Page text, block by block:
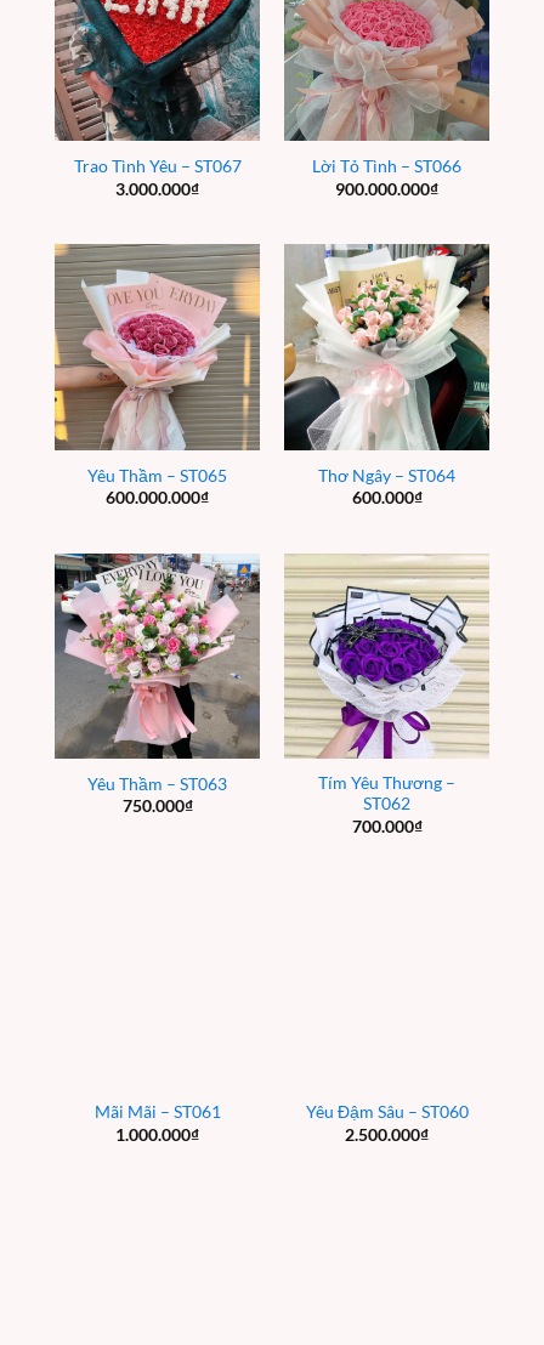
Trao Tình Yêu – ST067
3.000.000₫
Lời Tỏ Tình – ST066
900.000.000₫
Yêu Thầm – ST065
600.000.000₫
Thơ Ngây – ST064
600.000₫
Yêu Thầm – ST063
750.000₫
Tím Yêu Thương –
ST062
700.000₫
Mãi Mãi – ST061
1.000.000₫
Yêu Đậm Sâu – ST060
2.500.000₫